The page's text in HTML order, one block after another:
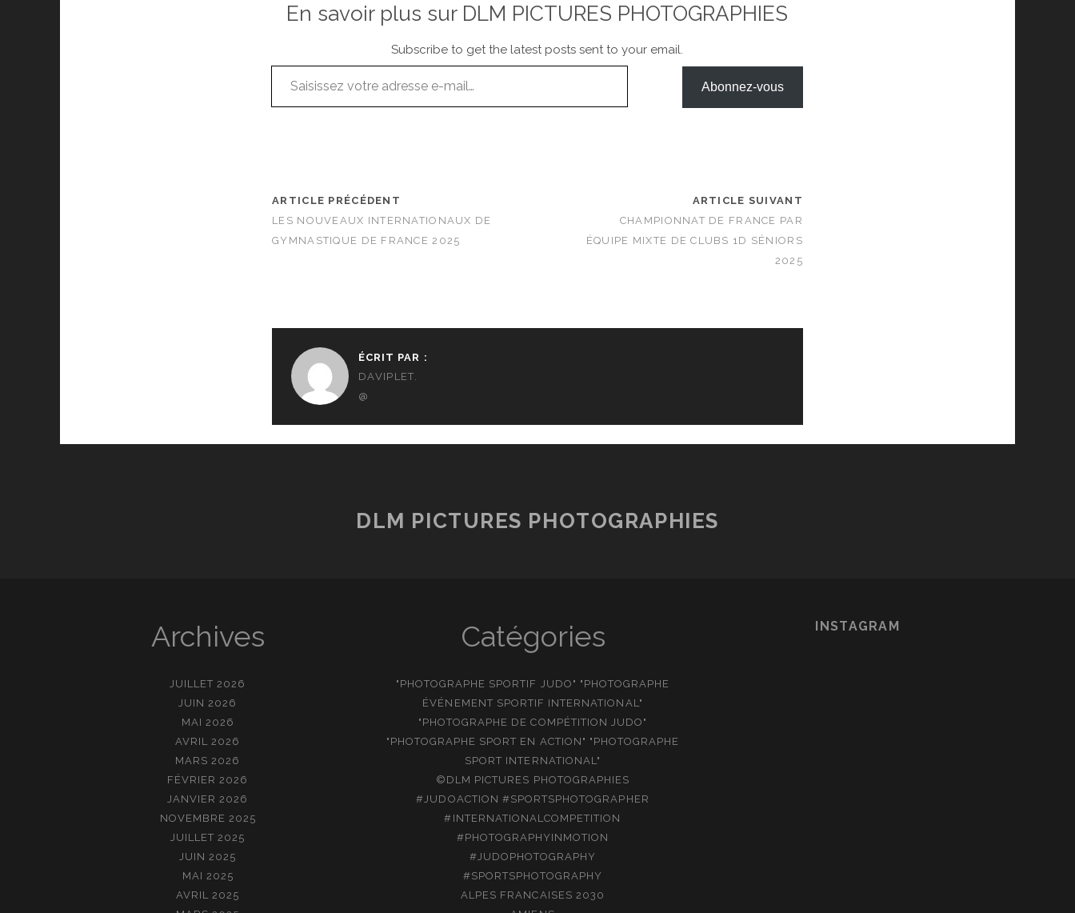
En savoir plus sur DLM PICTURES PHOTOGRAPHIES
Subscribe to get the latest posts sent to your email.
Saisissez votre adresse e-mail…
Abonnez-vous
ARTICLE PRÉCÉDENT
LES NOUVEAUX INTERNATIONAUX DE
GYMNASTIQUE DE FRANCE 2025
ARTICLE SUIVANT
CHAMPIONNAT DE FRANCE PAR
ÉQUIPE MIXTE DE CLUBS 1D SÉNIORS
2025
ÉCRIT PAR :
DAVIPLET.
@
DLM PICTURES PHOTOGRAPHIES
Archives
JUILLET 2026
JUIN 2026
MAI 2026
AVRIL 2026
MARS 2026
FÉVRIER 2026
JANVIER 2026
NOVEMBRE 2025
JUILLET 2025
JUIN 2025
MAI 2025
AVRIL 2025
Catégories
"PHOTOGRAPHE SPORTIF JUDO" "PHOTOGRAPHE
ÉVÉNEMENT SPORTIF INTERNATIONAL"
"PHOTOGRAPHE DE COMPÉTITION JUDO"
"PHOTOGRAPHE SPORT EN ACTION" "PHOTOGRAPHE
SPORT INTERNATIONAL"
©DLM PICTURES PHOTOGRAPHIES
#JUDOACTION #SPORTSPHOTOGRAPHER
#INTERNATIONALCOMPETITION
#PHOTOGRAPHYINMOTION
#JUDOPHOTOGRAPHY
#SPORTSPHOTOGRAPHY
ALPES FRANCAISES 2030
INSTAGRAM